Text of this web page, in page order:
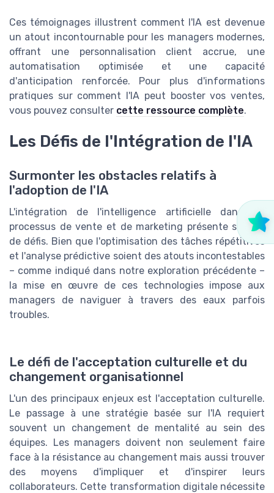
Ces témoignages illustrent comment l'IA est devenue
un atout incontournable pour les managers modernes,
offrant une personnalisation client accrue, une
automatisation optimisée et une capacité
d'anticipation renforcée. Pour plus d'informations
pratiques sur comment l'IA peut booster vos ventes,
vous pouvez consulter cette ressource complète.
Les Défis de l'Intégration de l'IA
Surmonter les obstacles relatifs à
l'adoption de l'IA
L'intégration de l'intelligence artificielle dans les
processus de vente et de marketing présente son lot
de défis. Bien que l'optimisation des tâches répétitives
et l'analyse prédictive soient des atouts incontestables
– comme indiqué dans notre exploration précédente –
la mise en œuvre de ces technologies impose aux
managers de naviguer à travers des eaux parfois
troubles.
Le défi de l'acceptation culturelle et du
changement organisationnel
L'un des principaux enjeux est l'acceptation culturelle.
Le passage à une stratégie basée sur l'IA requiert
souvent un changement de mentalité au sein des
équipes. Les managers doivent non seulement faire
face à la résistance au changement mais aussi trouver
des moyens d'impliquer et d'inspirer leurs
collaborateurs. Cette transformation digitale nécessite